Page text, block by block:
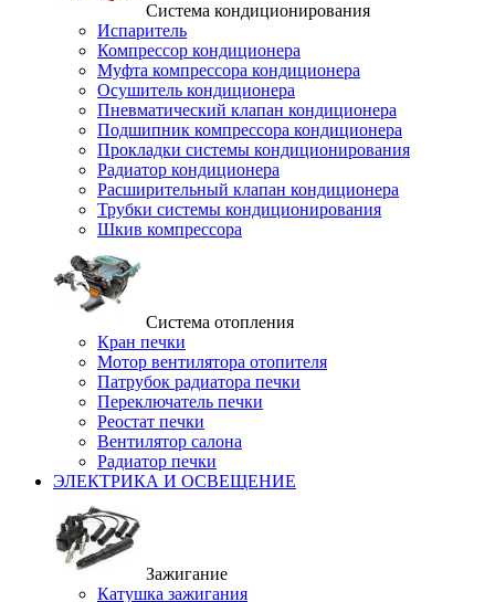
Система кондиционирования
Испаритель
Компрессор кондиционера
Муфта компрессора кондиционера
Осушитель кондиционера
Пневматический клапан кондиционера
Подшипник компрессора кондиционера
Прокладки системы кондиционирования
Радиатор кондиционера
Расширительный клапан кондиционера
Трубки системы кондиционирования
Шкив компрессора
Система отопления
Кран печки
Мотор вентилятора отопителя
Патрубок радиатора печки
Переключатель печки
Реостат печки
Вентилятор салона
Радиатор печки
ЭЛЕКТРИКА И ОСВЕЩЕНИЕ
Зажигание
Катушка зажигания